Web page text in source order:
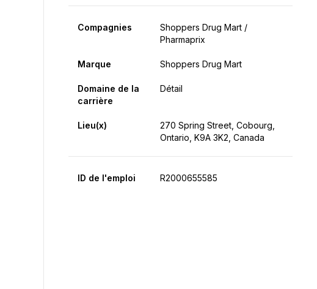
Compagnies
Shoppers Drug Mart /
Pharmaprix
Marque Shoppers Drug Mart
Domaine de la
carrière
Détail
Lieu(x)
270 Spring Street, Cobourg,
Ontario, K9A 3K2, Canada
ID de l'emploi R2000655585